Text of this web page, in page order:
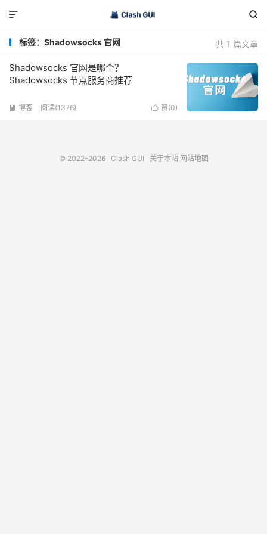


共 1 篇文章
标签：Shadowsocks 官网
Shadowsocks 官网是哪个？
Shadowsocks 节点服务商推荐
 赞(0)
 博客 阅读(1376)
© 2022-2026 Clash GUI 关于本站 网站地图